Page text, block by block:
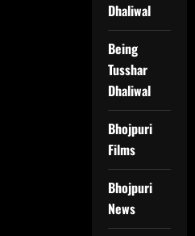
Dhaliwal
Being
Tusshar
Dhaliwal
Bhojpuri
Films
Bhojpuri
News